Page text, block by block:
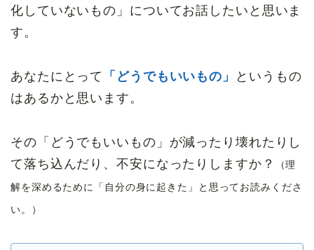
化していないもの」についてお話したいと思いま
す。
あなたにとって 「どうでもいいもの」
というもの
はあるかと思います。
その「どうでもいいもの」が減ったり壊れたりし
て落ち込んだり、不安になったりしますか？
（理
解を深めるために「自分の身に起きた」と思ってお読みくださ
い。）